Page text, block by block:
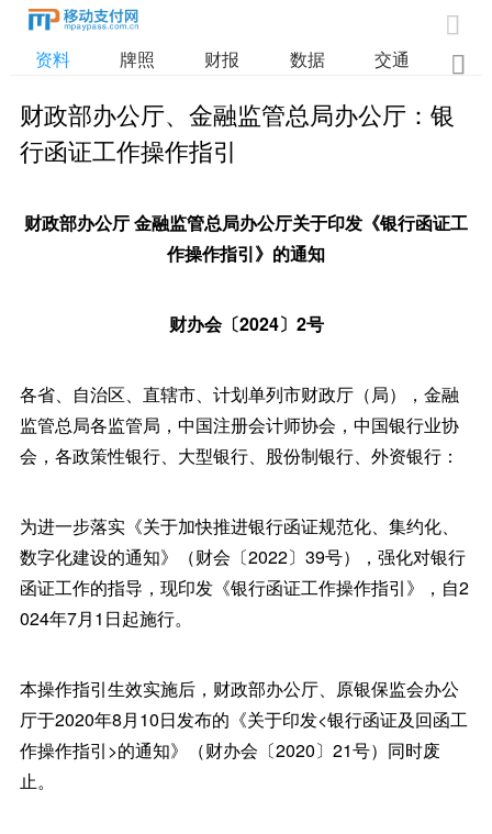

资料 牌照 财报 数据 交通 
财政部办公厅、金融监管总局办公厅：银
行函证工作操作指引
财政部办公厅 金融监管总局办公厅关于印发《银行函证工
作操作指引》的通知
财办会〔2024〕2号
各省、自治区、直辖市、计划单列市财政厅（局），金融
监管总局各监管局，中国注册会计师协会，中国银行业协
会，各政策性银行、大型银行、股份制银行、外资银行：
为进一步落实《关于加快推进银行函证规范化、集约化、
数字化建设的通知》（财会〔2022〕39号），强化对银行
函证工作的指导，现印发《银行函证工作操作指引》，自2
024年7月1日起施行。
本操作指引生效实施后，财政部办公厅、原银保监会办公
厅于2020年8月10日发布的《关于印发<银行函证及回函工
作操作指引>的通知》（财办会〔2020〕21号）同时废
止。